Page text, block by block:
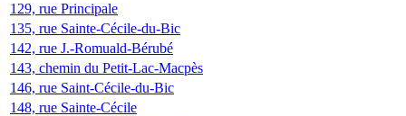
129, rue Principale
135, rue Sainte-Cécile-du-Bic
142, rue J.-Romuald-Bérubé
143, chemin du Petit-Lac-Macpès
146, rue Saint-Cécile-du-Bic
148, rue Sainte-Cécile